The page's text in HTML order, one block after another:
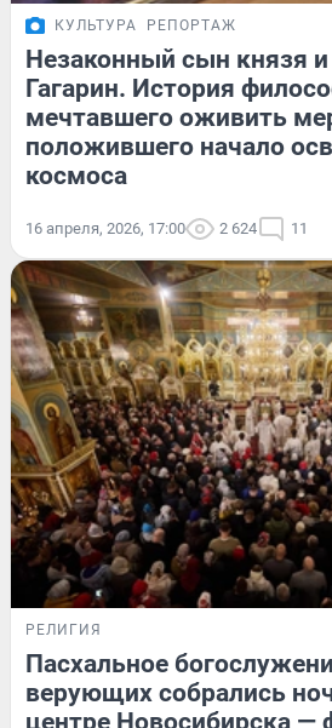
КУЛЬТУРА РЕПОРТАЖ
Незаконный сын князя
Гагарин. История
мечтавшего оживить
положившего начало
космоса
16 апреля, 2026, 17:00 2 624 11
РЕЛИГИЯ
Пасхальное
верующих собрались
центре Новосибирска —